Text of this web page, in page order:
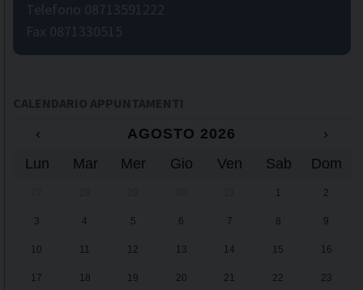
Telefono 08713591222
Fax 0871330515
CALENDARIO APPUNTAMENTI
‹
AGOSTO 2026
›
Lun
Mar Mer Gio Ven Sab Dom
1 2
3 4 5 6 7 8 9
10 11 12 13 14 15 16
17 18 19 20 21 22 23